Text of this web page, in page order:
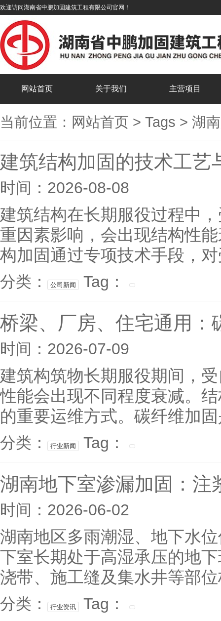
欢迎访问湖南省中鹏加固建筑工程有限公司官网！
网站首页 关于我们 主营项目
当前位置： 网站首页 > Tags > 湖
建筑结构加固的技术工艺
时间：2026-08-08
建筑结构在长期服役过程中
重因素影响，会出现结构性
构加固通过专项技术手段，
分类： 公司新闻 Tag：
桥梁、厂房、住宅通用：
时间：2026-07-09
建筑构筑物长期服役期间，
性能会出现不同程度衰减。
的重要运维方式。碳纤维加
分类： 行业新闻 Tag：
湖南地下室渗漏加固：注
时间：2026-06-02
湖南地区多雨潮湿、地下水
下室长期处于高湿承压的地
浇带、施工缝及集水井等部
分类： 行业资讯 Tag：